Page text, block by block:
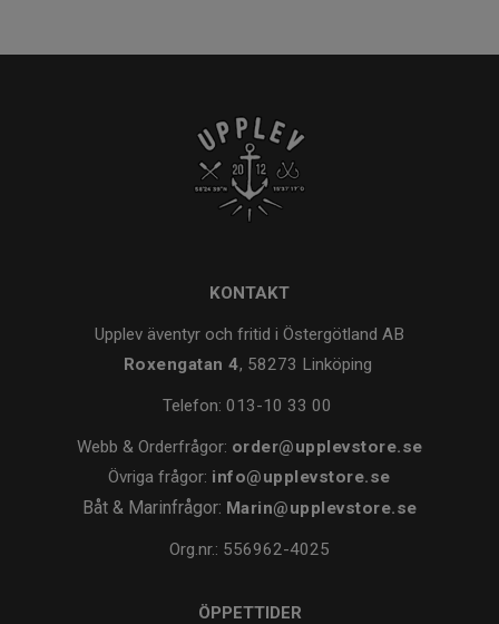
KONTAKT
Upplev äventyr och fritid i Östergötland AB
Roxengatan 4, 58273 Linköping
Telefon: 013-10 33 00
Webb & Orderfrågor: order@upplevstore.se
Övriga frågor: info@upplevstore.se
Båt & Marinfrågor: Marin@upplevstore.se
Org.nr.: 556962-4025
ÖPPETTIDER